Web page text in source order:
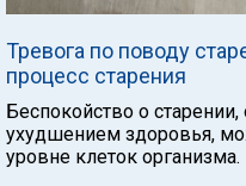
Тревога по поводу
процесс старения
Беспокойство о
ухудшением здоровья,
уровне клеток организма.